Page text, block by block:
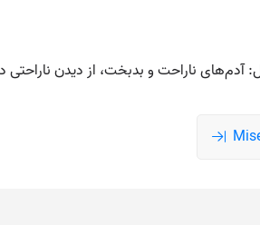
ناراحت و بدبخت، از دیدن